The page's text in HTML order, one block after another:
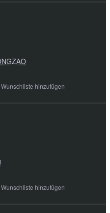
Wunschliste hinzufügen
Wunschliste hinzufügen